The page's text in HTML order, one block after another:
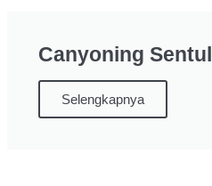
Canyoning Sentul
Selengkapnya